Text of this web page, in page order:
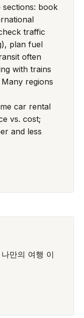
sections: book
traffic
plan fuel
often
with trains
regions
car rental
vs. cost;
and less
만의 여행 이